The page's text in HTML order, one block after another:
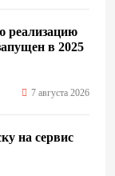
реализацию
в 2025
7 августа 2026
на сервис